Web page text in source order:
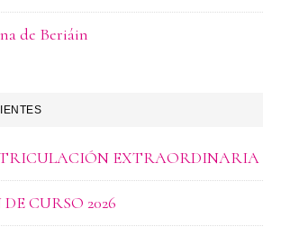
de Beriáin
EXTRAORDINARIA
CURSO 2026